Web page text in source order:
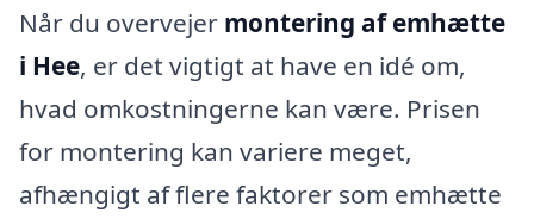
Når du overvejer montering af emhætte
i Hee, er det vigtigt at have en idé om,
hvad omkostningerne kan være. Prisen
for montering kan variere meget,
afhængigt af flere faktorer som emhætte